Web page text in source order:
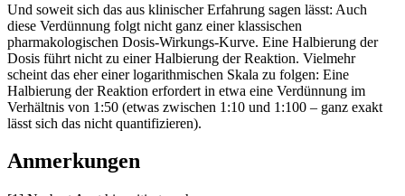
Und soweit sich das aus klinischer Erfahrung sagen lässt: Auch
diese Verdünnung folgt nicht ganz einer klassischen
pharmakologischen Dosis-Wirkungs-Kurve. Eine Halbierung der
Dosis führt nicht zu einer Halbierung der Reaktion. Vielmehr
scheint das eher einer logarithmischen Skala zu folgen: Eine
Halbierung der Reaktion erfordert in etwa eine Verdünnung im
Verhältnis von 1:50 (etwas zwischen 1:10 und 1:100 – ganz exakt
lässt sich das nicht quantifizieren).
Anmerkungen